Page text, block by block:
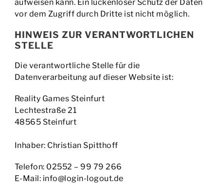
aufweisen kann. Ein lückenloser Schutz der Daten
vor dem Zugriff durch Dritte ist nicht möglich.
HINWEIS ZUR VERANTWORTLICHEN
STELLE
Die verantwortliche Stelle für die
Datenverarbeitung auf dieser Website ist:
Reality Games Steinfurt
Lechtestraße 21
48565 Steinfurt
Inhaber: Christian Spitthoff
Telefon: 02552 – 99 79 266
E-Mail: info@login-logout.de